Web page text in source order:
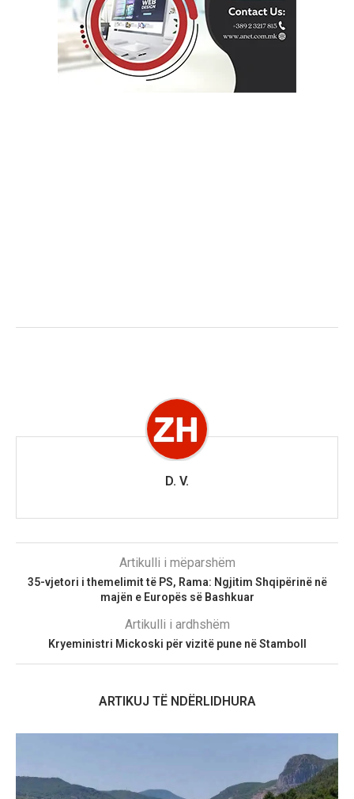
D. V.
Artikulli i mëparshëm
35-vjetori i themelimit të PS, Rama: Ngjitim Shqipërinë në
majën e Europës së Bashkuar
Artikulli i ardhshëm
Kryeministri Mickoski për vizitë pune në Stamboll
ARTIKUJ TË NDËRLIDHURA